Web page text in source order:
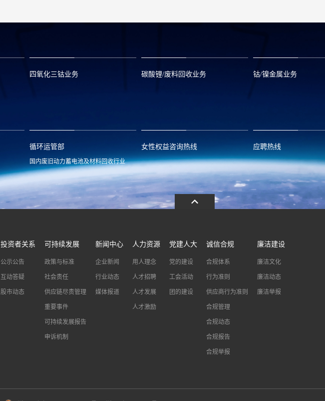
四氧化三钴业务 碳酸锂/废料回收业务 钴/镍金属业务
循环运管部
国内废旧动力蓄电池及材料回收行业
hyxh@huayou.com
女性权益咨询热线
13486326037
应聘热线
0086-0573-88585392
投资者关系
公示公告
互动答疑
股市动态
可持续发展
政策与标准
社会责任
供应链尽责管理
重要事件
可持续发展报告
申诉机制
新闻中心
企业新闻
行业动态
媒体报道
人力资源
用人理念
人才招聘
人才发展
人才激励
党建人大
党的建设
工会活动
团的建设
诚信合规
合规体系
行为准则
供应商行为准则
合规管理
合规动态
合规报告
合规举报
廉洁建设
廉洁文化
廉洁动态
廉洁举报